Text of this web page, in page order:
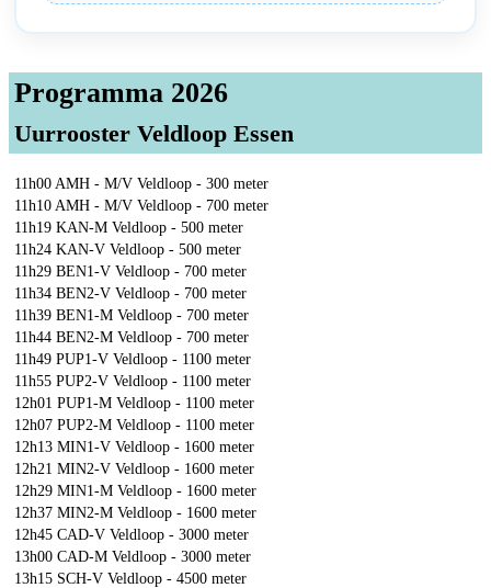
Programma 2026
Uurrooster Veldloop Essen
11h00 AMH - M/V Veldloop - 300 meter
11h10 AMH - M/V Veldloop - 700 meter
11h19 KAN-M Veldloop - 500 meter
11h24 KAN-V Veldloop - 500 meter
11h29 BEN1-V Veldloop - 700 meter
11h34 BEN2-V Veldloop - 700 meter
11h39 BEN1-M Veldloop - 700 meter
11h44 BEN2-M Veldloop - 700 meter
11h49 PUP1-V Veldloop - 1100 meter
11h55 PUP2-V Veldloop - 1100 meter
12h01 PUP1-M Veldloop - 1100 meter
12h07 PUP2-M Veldloop - 1100 meter
12h13 MIN1-V Veldloop - 1600 meter
12h21 MIN2-V Veldloop - 1600 meter
12h29 MIN1-M Veldloop - 1600 meter
12h37 MIN2-M Veldloop - 1600 meter
12h45 CAD-V Veldloop - 3000 meter
13h00 CAD-M Veldloop - 3000 meter
13h15 SCH-V Veldloop - 4500 meter